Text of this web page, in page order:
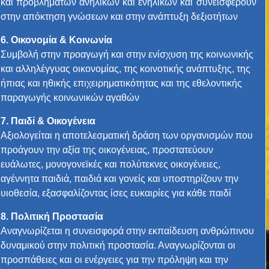
και προβλημάτων ανηλίκων και ενηλίκων και συνεισφέρουν
στην απόκτηση γνώσεων και στην ανάπτυξη δεξιοτήτων
6. Οικονομία & Κοινωνία
Συμβολή στην προαγωγή και στην ενίσχυση της κοινωνικής
και αλληλέγγυας οικονομίας, της κοινοτικής ανάπτυξης, της
ήπιας και ηθικής επιχειρηματικότητας και της εθελοντικής
παραγωγής κοινωνικών αγαθών
7. Παιδί & Οικογένεια
Αξιολογείται η αποτελεσματική δράση των οργανισμών που
προάγουν την αξία της οικογένειας, προστατεύουν
ευάλωτες, μονογονεϊκές και πολύτεκνες οικογένειες,
αγέννητα παιδιά, παιδιά και γονείς και υποστηρίζουν την
υιοθεσία, εξασφαλίζοντας ίσες ευκαιρίες για κάθε παιδί
8. Πολιτική Προστασία
Αναγνωρίζεται η συνεισφορά στην εκπαίδευση ανθρώπινου
δυναμικού στην πολιτική προστασία. Αναγνωρίζονται οι
προσπάθειες και οι ενέργειες για την πρόληψη και την